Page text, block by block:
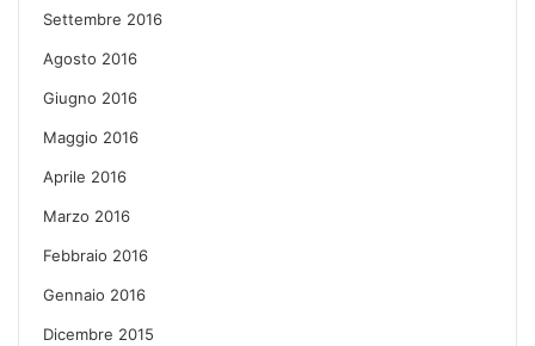
Settembre 2016
Agosto 2016
Giugno 2016
Maggio 2016
Aprile 2016
Marzo 2016
Febbraio 2016
Gennaio 2016
Dicembre 2015